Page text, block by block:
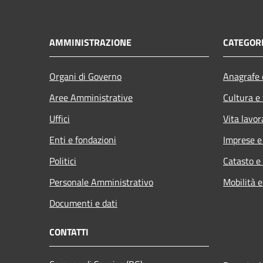
AMMINISTRAZIONE
Organi di Governo
Aree Amministrative
Uffici
Enti e fondazioni
Politici
Personale Amministrativo
Documenti e dati
Cultura
Vita
Imprese
Catasto
Mobilità
CONTATTI